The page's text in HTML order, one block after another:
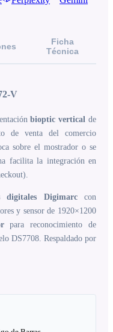
Ficha
Técnica
V
bioptic vertical de
de venta del comercio
sobre el mostrador o se
facilita la integración en
Digimarccon
y sensor de 1920×1200
para reconocimiento de
DS7708. Respaldado por